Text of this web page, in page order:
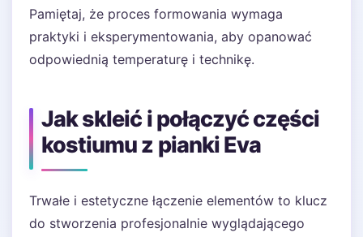
Pamiętaj, że proces formowania wymaga
praktyki i eksperymentowania, aby opanować
odpowiednią temperaturę i technikę.
Jak skleić i połączyć części
kostiumu z pianki Eva
Trwałe i estetyczne łączenie elementów to klucz
do stworzenia profesjonalnie wyglądającego